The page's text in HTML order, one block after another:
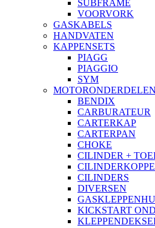
SUBFRAME
VOORVORK
GASKABELS
HANDVATEN
KAPPENSETS
PIAGG
PIAGGIO
SYM
MOTORONDERDELEN
BENDIX
CARBURATEUR
CARTERKAP
CARTERPAN
CHOKE
CILINDER +
CILINDERS
DIVERSEN
KICKSTART